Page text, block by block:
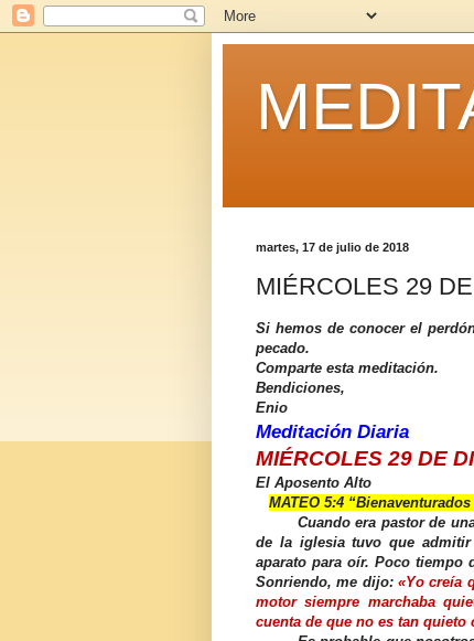
martes, 17 de julio de 2018
MIÉRCOLES 29
Si hemos de conocer el
pecado.
Comparte esta meditación.
Bendiciones,
Enio
Meditación Diaria
MIÉRCOLES 29 DE
El Aposento Alto
MATEO 5:4
Cuando era pastor de
de la iglesia tuvo que admitir
aparato para oír. Poco tiempo
Sonriendo, me dijo:«Yo creía
motor siempre marchaba
cuenta de que no es tan quieto